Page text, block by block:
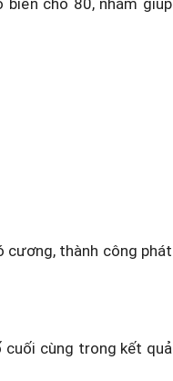
cho 80, nhằm giúp
cương, thành công phát
cuối cùng trong kết quả